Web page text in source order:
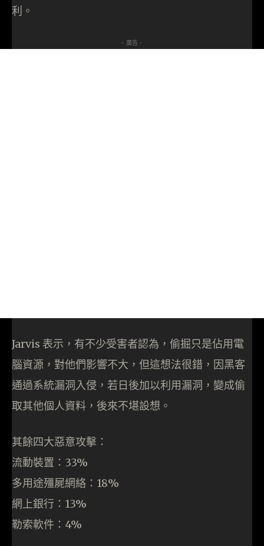
利。
- 廣告 -
Jarvis 表示，有不少受害者認為，偷掘只是佔用電
腦資源，對他們影響不大，但這想法很錯，因黑客
通過系統漏洞入侵，若日後加以利用漏洞，變成偷
取其他個人資料，後來不堪設想。
其餘四大惡意攻擊：
流動裝置：33%
多用途殭屍網絡：18%
網上銀行：13%
勒索軟件：4%